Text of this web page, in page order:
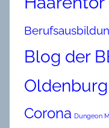
Blog der
Oldenburg
Corona Dungeon